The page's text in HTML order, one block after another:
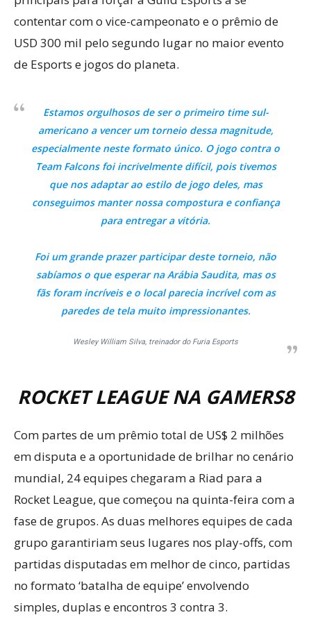
contentar com o vice-campeonato e o prêmio de
USD 300 mil pelo segundo lugar no maior evento
de Esports e jogos do planeta.
Estamos orgulhosos de ser o primeiro time sul-
americano a vencer um torneio dessa magnitude,
especialmente neste formato único. O jogo contra o
Team Falcons foi incrivelmente difícil, pois tivemos
que nos adaptar ao estilo de jogo deles, mas
conseguimos manter nossa compostura e confiança
para entregar a vitória.
Foi um grande prazer participar deste torneio, não
sabíamos o que esperar na Arábia Saudita, mas os
fãs foram incríveis e o local parecia incrível com as
paredes de tela muito impressionantes.
Wesley William Silva, treinador do Furia Esports
ROCKET LEAGUE NA GAMERS8
Com partes de um prêmio total de US$ 2 milhões
em disputa e a oportunidade de brilhar no cenário
mundial, 24 equipes chegaram a Riad para a
Rocket League, que começou na quinta-feira com a
fase de grupos. As duas melhores equipes de cada
grupo garantiriam seus lugares nos play-offs, com
partidas disputadas em melhor de cinco, partidas
no formato ‘batalha de equipe’ envolvendo
simples, duplas e encontros 3 contra 3.